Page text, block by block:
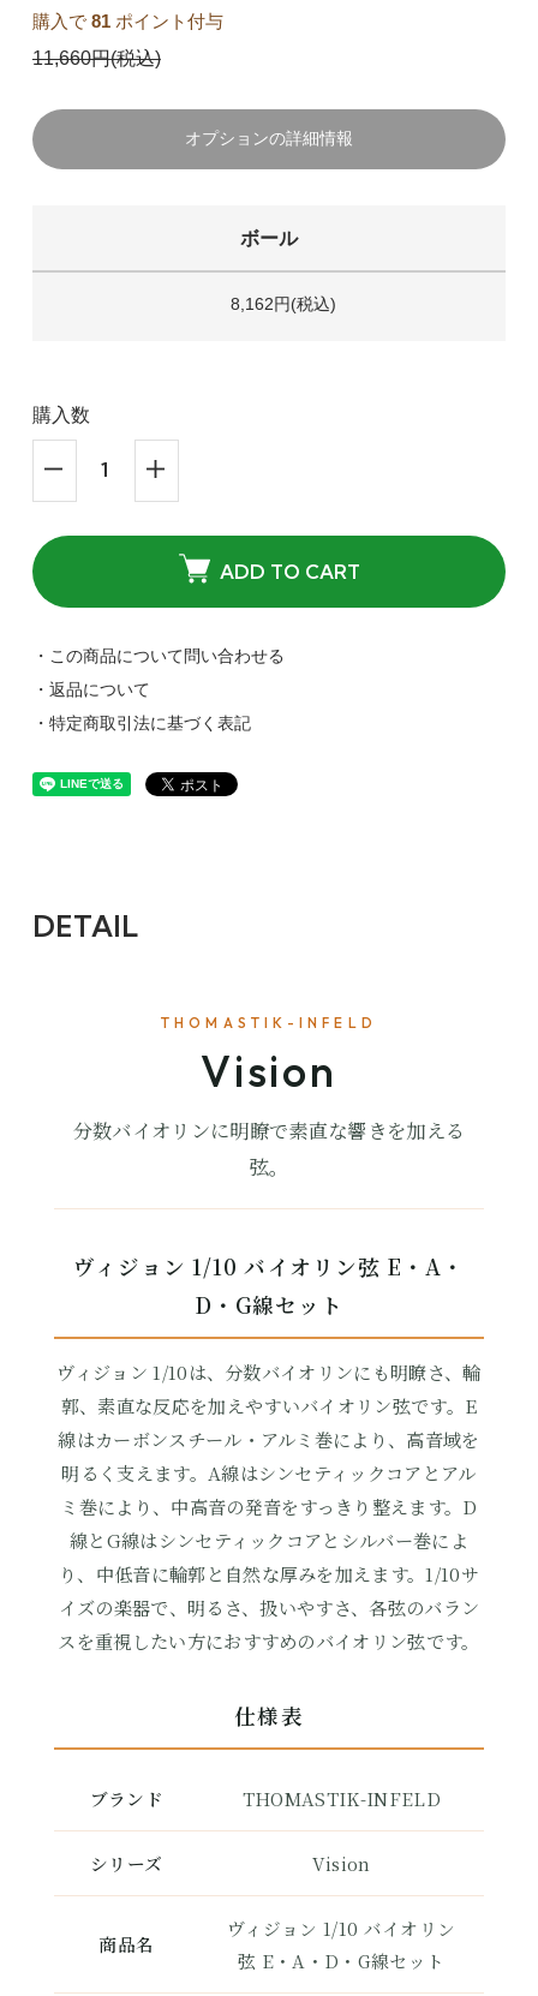
購入で 81ポイント付与
11,660円(税込)
オプションの詳細情報
ボール
8,162円(税込)
購入数
ADD TO CART
・この商品について問い合わせる
・返品について
・特定商取引法に基づく表記
DETAIL
THOMASTIK-INFELD
Vision
分数バイオリンに明瞭で素直な響きを加える
弦。
ヴィジョン 1/10 バイオリン弦 E・A・
D・G線セット
ヴィジョン 1/10は、分数バイオリンにも明瞭さ、輪
郭、素直な反応を加えやすいバイオリン弦です。E
線はカーボンスチール・アルミ巻により、高音域を
明るく支えます。A線はシンセティックコアとアル
ミ巻により、中高音の発音をすっきり整えます。D
線とG線はシンセティックコアとシルバー巻によ
り、中低音に輪郭と自然な厚みを加えます。1/10サ
イズの楽器で、明るさ、扱いやすさ、各弦のバラン
スを重視したい方におすすめのバイオリン弦です。
仕様表
ブランド THOMASTIK-INFELD
シリーズ Vision
商品名
ヴィジョン 1/10 バイオリン
弦 E・A・D・G線セット